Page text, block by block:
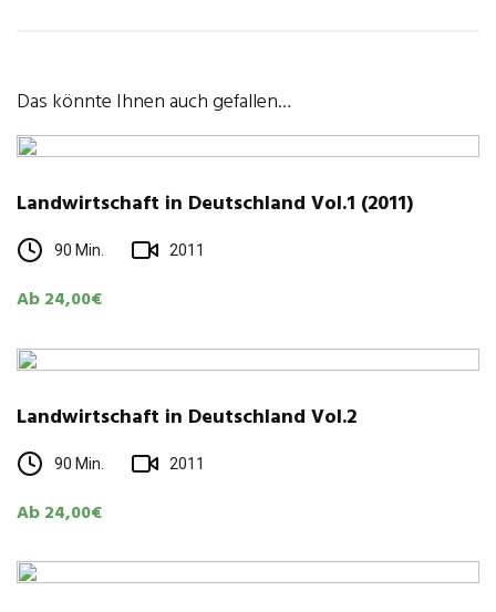
Das könnte Ihnen auch gefallen…
Landwirtschaft in Deutschland Vol.1 (2011)
90 Min. 2011
Ab 24,00€
Landwirtschaft in Deutschland Vol.2
90 Min. 2011
Ab 24,00€